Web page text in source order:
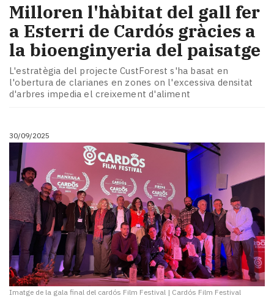
​Milloren l'hàbitat del gall fer
a Esterri de Cardós gràcies a
la bioenginyeria del paisatge
L'estratègia del projecte CustForest s'ha basat en
l'obertura de clarianes en zones on l'excessiva densitat
d'arbres impedia el creixement d'aliment
30/09/2025
Imatge de la gala final del cardós Film Festival | Cardós Film Festival